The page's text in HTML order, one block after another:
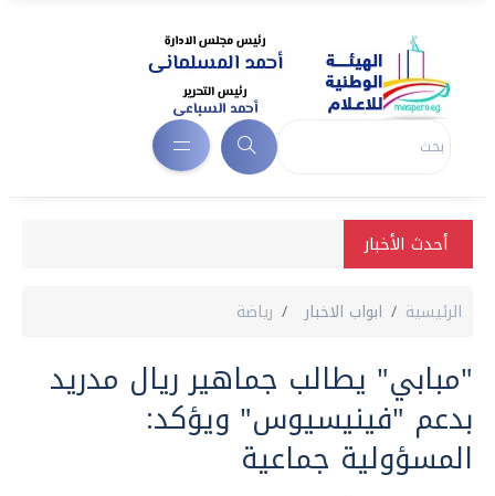
أحدث الأخبار
الرئيسية ابواب الاخبار رياضة
"مبابي" يطالب جماهير ريال مدريد
بدعم "فينيسيوس" ويؤكد:
المسؤولية جماعية